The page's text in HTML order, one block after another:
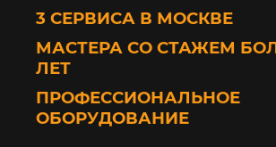
3 СЕРВИСА В МОСКВЕ
МАСТЕРА СО СТАЖЕМ
ЛЕТ
ПРОФЕССИОНАЛЬНОЕ
ОБОРУДОВАНИЕ